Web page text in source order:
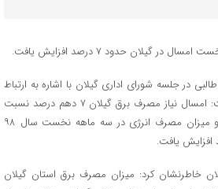
گیلان حدود ۷ درصد افزایش یافت.
در جلسه شورای اداری گیلان با اشاره به ارتباط
دمای هوا با افزایش مصرف گفت: امسال نیاز مصرف برق گیلان ۷ دهم درصد نسبت
به سال گذشته افزایش داشت و میزان مصرف انرژی در سه ماهه نخست سال ۹۸
خاطرنشان کرد: میزان مصرف برق استان گیلان